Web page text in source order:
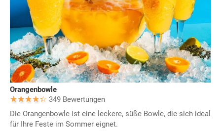
Orangenbowle
349 Bewertungen
Die Orangenbowle ist eine leckere, süße Bowle, die sich ideal
für Ihre Feste im Sommer eignet.